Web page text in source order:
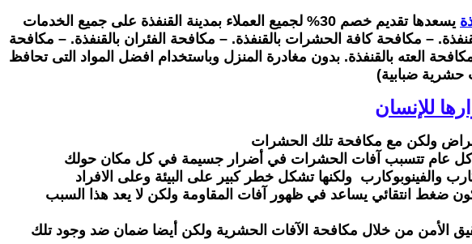
يسعدها تقديم خصم 30% لجميع العملاء بمدينة القنفذة على جميع الخدمات
– مكافحة كافة الحشرات بالقنفذة. – مكافحة الفئران بالقنفذة. – مكافحة
العته بالقنفذة. بدون مغادرة المنزل وباستخدام افضل المواد التى تحافظ
حشرية ضبابية)
للإنسان
ولكن مع مكافحة تلك الحشرات
و كل عام تتسبب آفات الحشرات في أضرار جسيمة في كل مكان حولك
والفينوبوكارب ولكنها تشكل خطر كبير على البيئة وعلى الافراد
ضغط انتقائي يساعد في ظهور آفات المقاومة ولكن لا يعد هذا السبب
الأمن من خلال مكافحة الآفات الحشرية ولكن أيضا ضمان ضد وجود تلك